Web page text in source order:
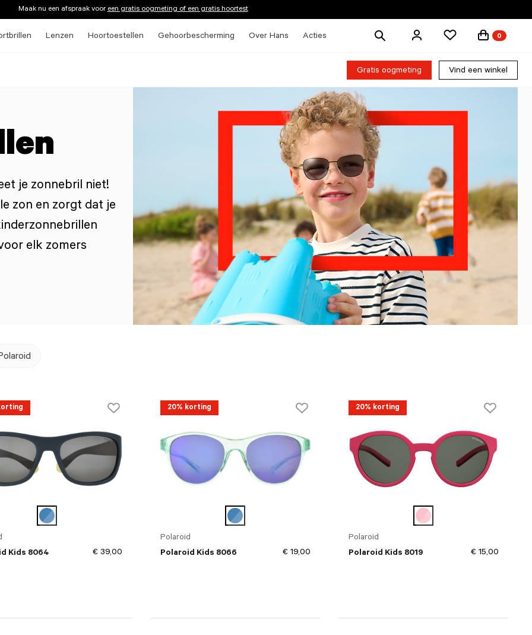
Maak nu een afspraak vooreen gratis oogmeting of een gratis hoortest
Lenzen Hoortoestellen Gehoorbescherming Over Hans Acties
Zoek
0
Gratis oogmeting Vind een winkel
je zonnebril niet!
zon en zorgt dat je
elk zomers
Kids 8064
€ 39,00
20% korting
Polaroid
Polaroid Kids 8066
€ 19,00
20% korting
Polaroid
Polaroid Kids 8019
€ 15,00